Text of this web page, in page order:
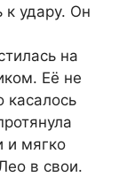
к удару. Он
на
Её не
касалось
и мягко
в свои.